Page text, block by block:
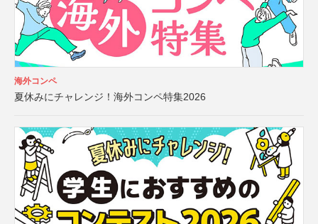
海外コンペ
夏休みにチャレンジ！海外コンペ特集2026